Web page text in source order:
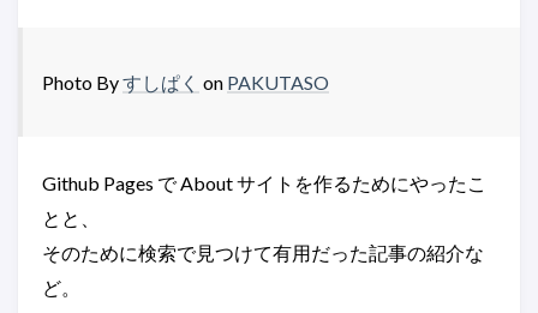
Photo Byすしぱく on PAKUTASO
Github Pages で About サイトを作るためにやったこ
とと、
そのために検索で見つけて有用だった記事の紹介な
ど。